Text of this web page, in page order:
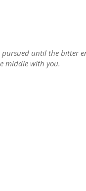
until the bitter
middle with you.